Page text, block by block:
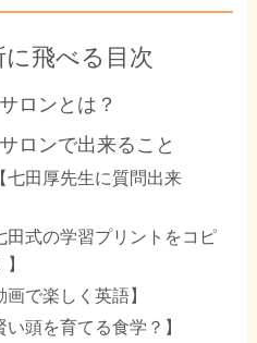
に飛べる目次
ロンとは？
ロンで出来ること
七田厚先生に質問出来
田式の学習プリントをコピ
で楽しく英語】
頭を育てる食学？】